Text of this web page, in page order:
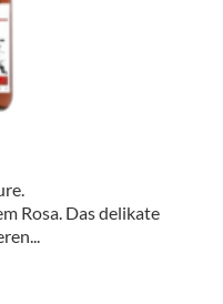
Rosa. Das delikate